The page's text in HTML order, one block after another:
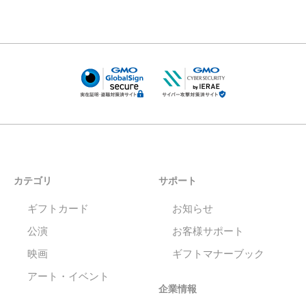
カテゴリ
ギフトカード
公演
映画
アート・イベント
サポート
お知らせ
お客様サポート
ギフトマナーブック
企業情報